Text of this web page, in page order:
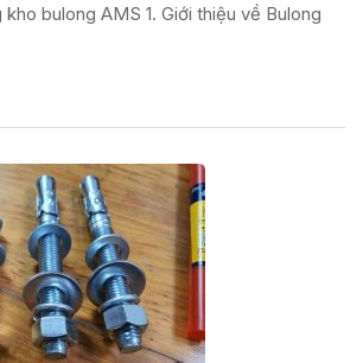
bulong AMS 1. Giới thiệu về Bulong